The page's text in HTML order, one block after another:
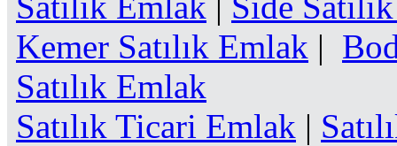
Kemer Satılık Emlak |
Satılık Emlak
Satılık Ticari Emlak |